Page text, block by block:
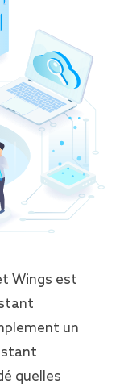
Wings est
un
quelles